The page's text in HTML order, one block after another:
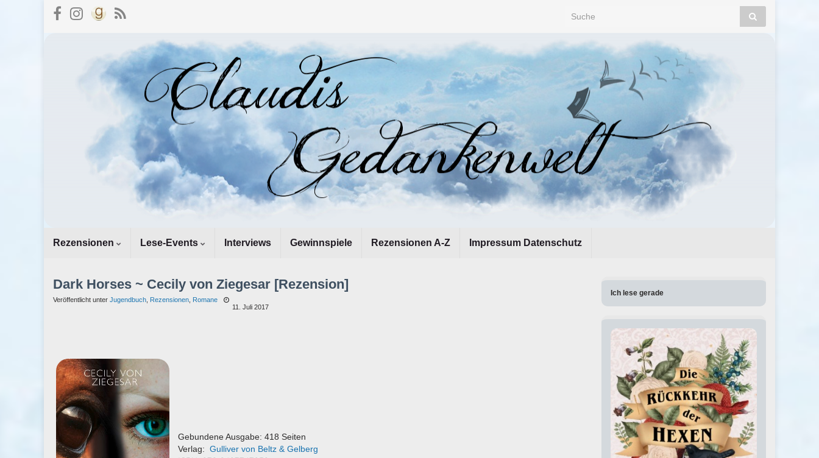
Rezensionen Lese-Events Interviews Gewinnspiele Rezensionen A-Z Impressum Datenschutz
Dark Horses ~ Cecily von Ziegesar [Rezension]
Veröffentlicht unter Jugendbuch Rezensionen Romane
11. Juli 2017
Gebundene Ausgabe: 418 Seiten
Verlag: Gulliver von Beltz & Gelberg
Ich lese gerade